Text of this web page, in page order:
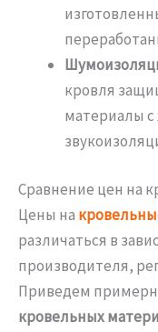
кровля
материалы
Сравнение цен на
Цены на
различаться в
производителя,
Приведем
кровельных